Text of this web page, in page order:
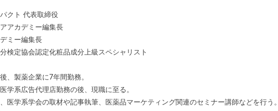
クト 代表取締役
アカデミー編集長
ミー編集長
検定協会認定化粧品成分上級スペシャリスト
、製薬企業に7年間勤務。
学系広告代理店勤務の後、現職に至る。
医学系学会の取材や記事執筆、医薬品マーケティング関連のセミナー講師などを行う。